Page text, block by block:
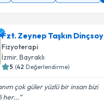
Fzt. Zeynep Taşkın Dinçsoy
Fizyoterapi
İzmir, Bayraklı
5 (42 Değerlendirme)
çok güler yüzlü bir insan bizi
her...